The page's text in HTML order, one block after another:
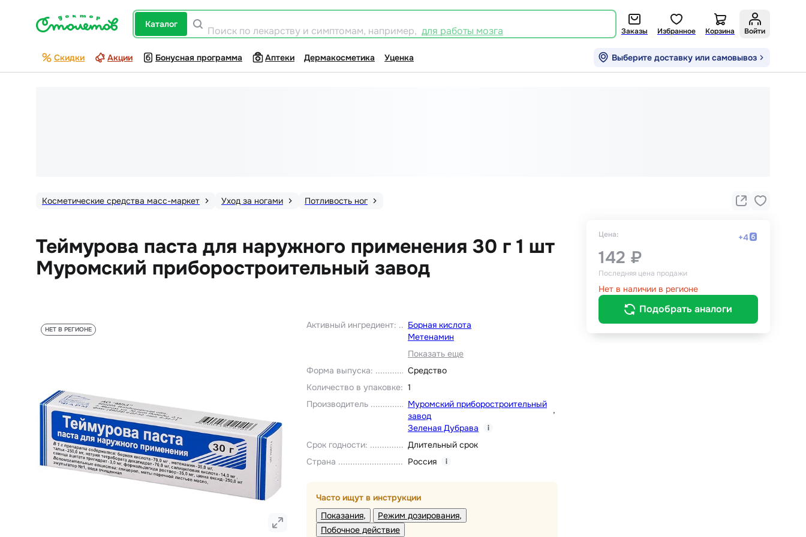
каталог
Поиск по лекарству и симптомам, например, для работы мозга Заказы Избранное Корзина Войти
Скидки Акции Бонусная программа Аптеки Дермакосметика Уценка Выберите доставку или самовывоз
Косметические средства масс-маркет Уход за ногами Потливость ног
Теймурова паста для наружного применения 30 г 1 шт
Муромский приборостроительный завод
НЕТ В РЕГИОНЕ Активный ингредиент:
Борная кислота
Метенамин
Показать еще
Форма выпуска:
Средство
Количество в упаковке: 1
Производитель
Муромский приборостроительный
завод
,
Зеленая Дубрава
i
Срок годности:
Длительный срок
Страна
Россия i
Часто ищут в инструкции
Показания
Режим дозирования
Побочное действие
Цена: +4
142 ₽
Последняя цена продажи
Нет в наличии в регионе
Подобрать аналоги